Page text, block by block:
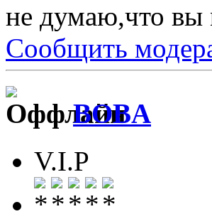
не думаю,что вы
Сообщить
BOBA
V.I.P